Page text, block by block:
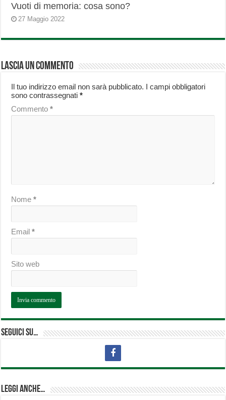
Vuoti di memoria: cosa sono?
27 Maggio 2022
Lascia un commento
Il tuo indirizzo email non sarà pubblicato. I campi obbligatori
sono contrassegnati*
Commento*
Nome*
Email*
Sito web
Seguici su…
Leggi anche…